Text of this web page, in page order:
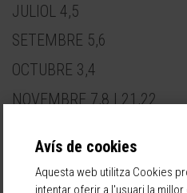
JULIOL 4,5
SETEMBRE 5,6
OCTUBRE 3,4
NOVEMBRE 7,8 I 21,22
Aquest esdeveniment es
Barcelona-Carrer
Avís de cookies
Aquesta web utilitza Cookies
intentar oferir a l'usuari la